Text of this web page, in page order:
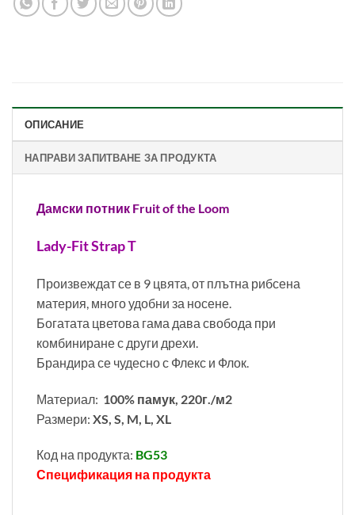
ОПИСАНИЕ
НАПРАВИ ЗАПИТВАНЕ ЗА ПРОДУКТА
Дамски потник Fruit of the Loom
Lady-Fit Strap T
Произвеждат се в 9 цвята, от плътна рибсена
материя, много удобни за носене.
Богатата цветова гама дава свобода при
комбиниране с други дрехи.
Брандира се чудесно с Флекс и Флок.
Материал: 100% памук, 220г./м2
Размери: XS, S, M, L, XL
Код на продукта: BG53
Спецификация на продукта